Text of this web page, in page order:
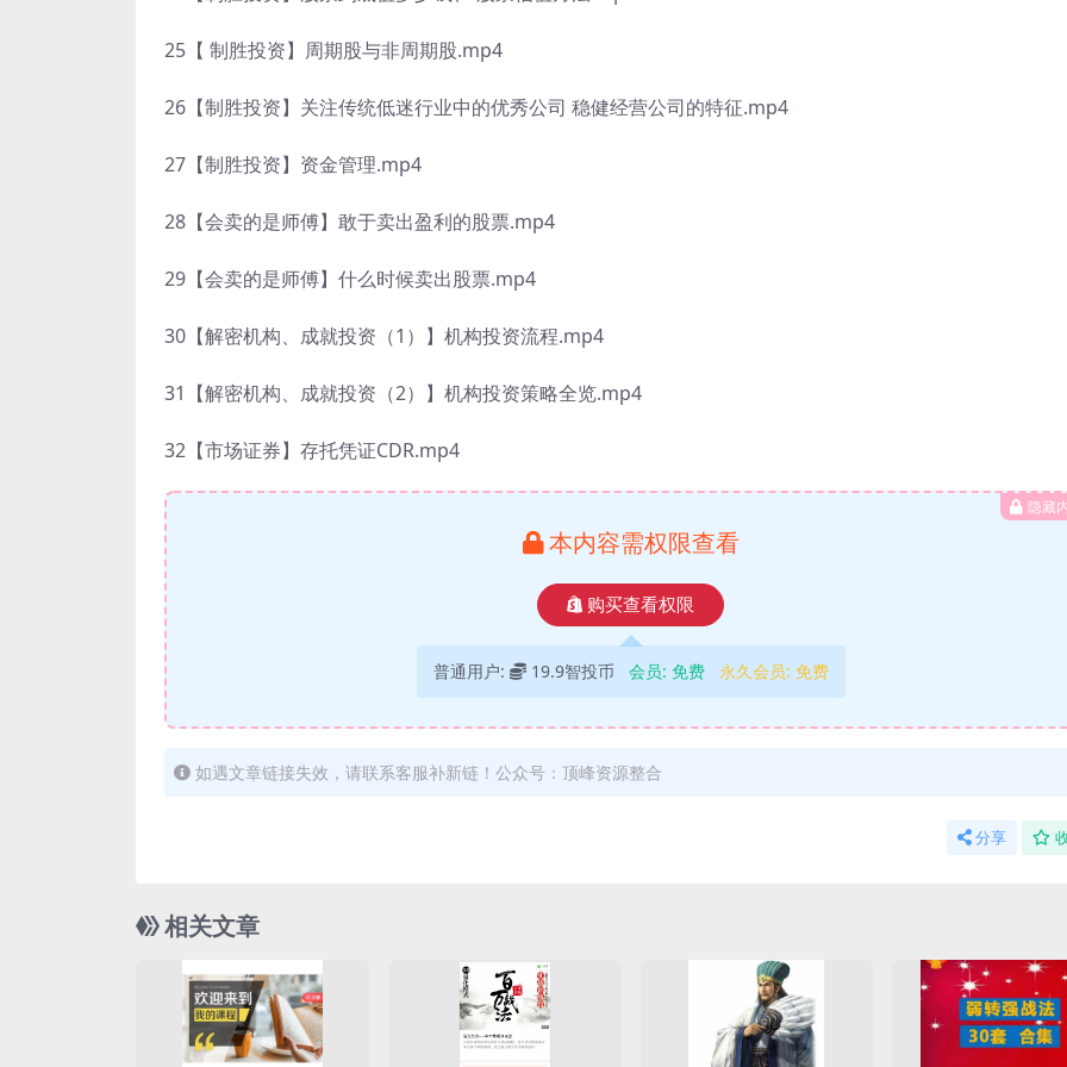
25【 制胜投资】周期股与非周期股.mp4
26【制胜投资】关注传统低迷行业中的优秀公司 稳健经营公司的特征.mp4
27【制胜投资】资金管理.mp4
28【会卖的是师傅】敢于卖出盈利的股票.mp4
29【会卖的是师傅】什么时候卖出股票.mp4
30【解密机构、成就投资（1）】机构投资流程.mp4
31【解密机构、成就投资（2）】机构投资策略全览.mp4
32【市场证券】存托凭证CDR.mp4
隐藏
本内容需权限查看
购买查看权限
普通用户: 19.9智投币 会员: 免费 永久会员: 免费
如遇文章链接失效，请联系客服补新链！公众号：顶峰资源整合
分享
相关文章